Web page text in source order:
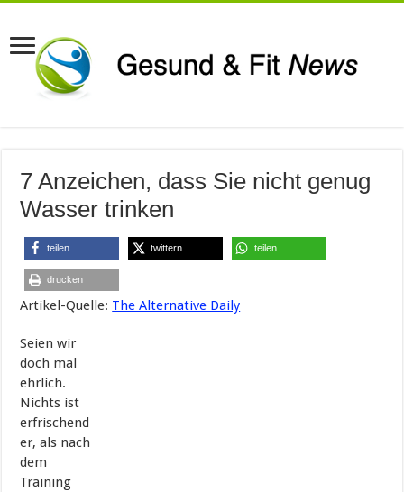
7 Anzeichen, dass Sie nicht genug
Wasser trinken
teilen twittern teilen
drucken
Artikel-Quelle: The Alternative Daily
Seien wir
doch mal
ehrlich.
Nichts ist
erfrischend
er, als nach
dem
Training